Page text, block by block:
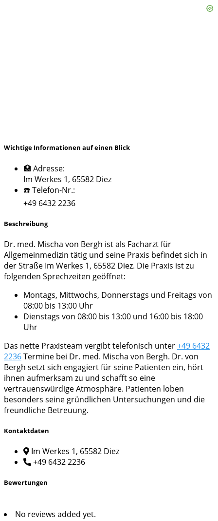
Wichtige Informationen auf einen Blick
🏥 Adresse:
Im Werkes 1, 65582 Diez
☎️ Telefon-Nr.:
+49 6432 2236
Beschreibung
Dr. med. Mischa von Bergh ist als Facharzt für
Allgemeinmedizin tätig und seine Praxis befindet sich in
der Straße Im Werkes 1, 65582 Diez. Die Praxis ist zu
folgenden Sprechzeiten geöffnet:
Montags, Mittwochs, Donnerstags und Freitags von
08:00 bis 13:00 Uhr
Dienstags von 08:00 bis 13:00 und 16:00 bis 18:00
Uhr
Das nette Praxisteam vergibt telefonisch unter+49 6432
2236Termine bei Dr. med. Mischa von Bergh. Dr. von
Bergh setzt sich engagiert für seine Patienten ein, hört
ihnen aufmerksam zu und schafft so eine
vertrauenswürdige Atmosphäre. Patienten loben
besonders seine gründlichen Untersuchungen und die
freundliche Betreuung.
Kontaktdaten
Im Werkes 1, 65582 Diez
+49 6432 2236
Bewertungen
No reviews added yet.